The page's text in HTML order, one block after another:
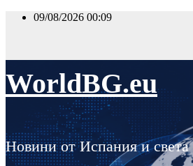
Skip
09/08/2026 00:09
WorldBG.eu
Новини от Испания и света